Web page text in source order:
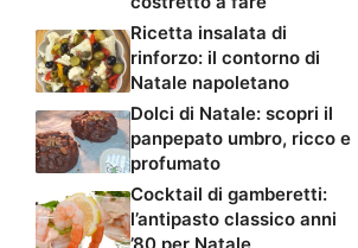
Ricetta insalata di
rinforzo: il contorno di
Natale napoletano
Dolci di Natale: scopri il
panpepato umbro, ricco e
profumato
Cocktail di gamberetti:
l’antipasto classico anni